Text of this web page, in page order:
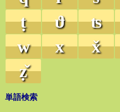
ṭ
ϑ ʦ
w
x x̌
ẓ̌
単語検索